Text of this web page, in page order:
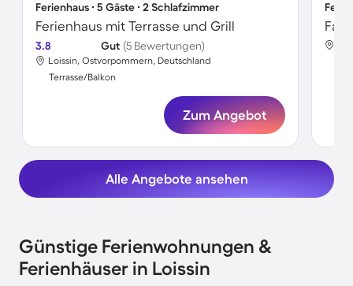
Ferienhaus ∙ 5 Gäste ∙ 2 Schlafzimmer
Ferienhaus mit Terrasse und Grill
3.8 Gut (5 Bewertungen)
Loissin, Ostvorpommern, Deutschland
Terrasse/Balkon
Zum Angebot
Alle Angebote ansehen
Günstige Ferienwohnungen &
Ferienhäuser in Loissin